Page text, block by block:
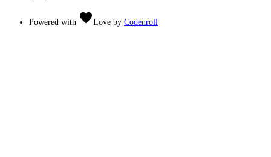
Powered with favoriteLove by Codenroll